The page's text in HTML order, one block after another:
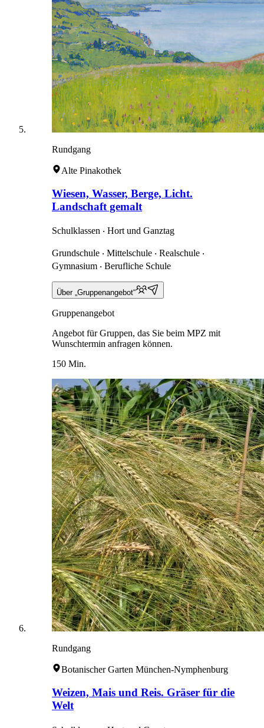
Rundgang
Alte Pinakothek
Wiesen, Wasser, Berge, Licht.
Landschaft gemalt
Schulklassen ‧ Hort und Ganztag
Grundschule ‧ Mittelschule ‧ Realschule ‧
Gymnasium ‧ Berufliche Schule
Über „Gruppenangebot“
Gruppenangebot
Angebot für Gruppen, das Sie beim MPZ mit
Wunschtermin anfragen können.
150 Min.
Rundgang
Botanischer Garten München-Nymphenburg
Weizen, Mais und Reis. Gräser für die
Welt